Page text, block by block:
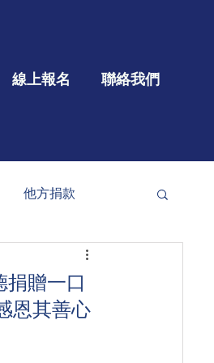
線上報名 聯絡我們
他方捐款
大型公益
捐贈一口
恩其善心